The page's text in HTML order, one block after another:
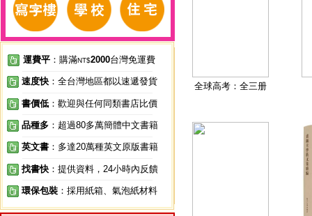
運費平 ：購滿NT$2000台灣免運費
速度快 ：全台灣地區都以速遞發貨
書價低 ：歡迎與任何同類書店比價
品種多 ：超過80多萬簡體中文書籍
英文書 ：多達20萬種英文原版書籍
找書快 ：提供資料，24小時內反饋
環保包裝 ：採用紙箱、氣泡紙材料
全球高考：全三册